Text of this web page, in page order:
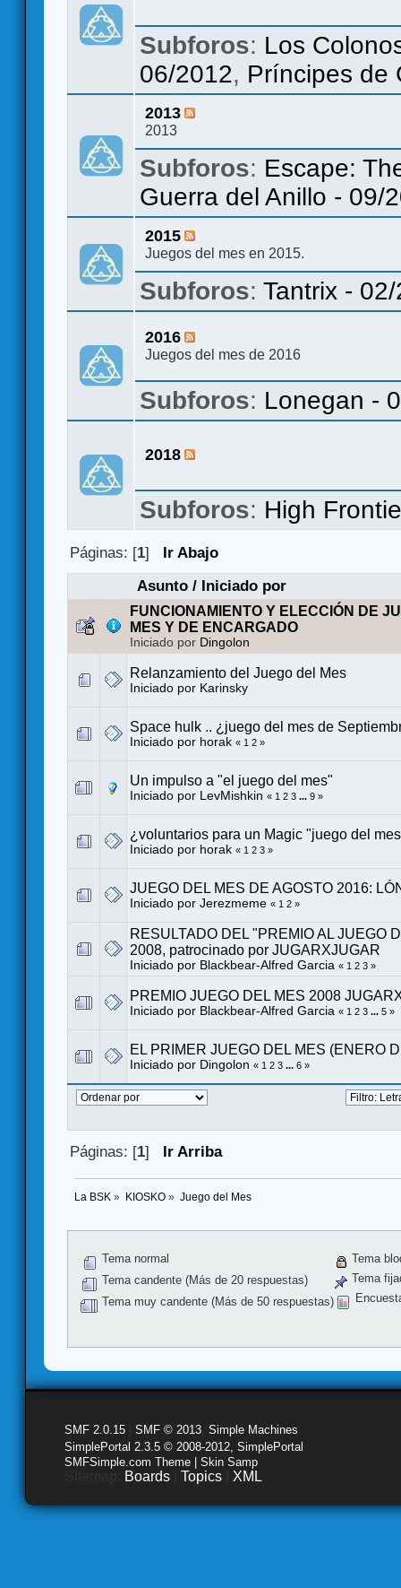
Subforos: Los
06/2012, Príncipes de
2013
2013
Subforos: Escape:
Guerra del Anillo - 09/
2015
Juegos del mes en 2015.
Subforos: Tantrix -
2016
Juegos del mes de 2016
Subforos: Lonegan -
2018
Subforos: High
Páginas: [1]
Ir Abajo
Asunto/ Iniciado por
FUNCIONAMIENTO Y ELECCIÓN DE
MES Y DE ENCARGADO
Iniciado por Dingolon
Relanzamiento del Juego del Mes
Iniciado por Karinsky
Space hulk .. ¿juego del mes de
Iniciado por horak « 1 2 »
Un impulso a "el juego del mes"
Iniciado por LevMishkin « 1 2 3 ... 9 »
¿voluntarios para un Magic "juego del
Iniciado por horak « 1 2 3 »
JUEGO DEL MES DE AGOSTO 2016:
Iniciado por Jerezmeme « 1 2 »
RESULTADO DEL "PREMIO AL JUEGO
2008, patrocinado por JUGARXJUGAR
Iniciado por Blackbear-Alfred Garcia « 1 2 3 »
PREMIO JUEGO DEL MES 2008
Iniciado por Blackbear-Alfred Garcia « 1 2 3 ... 5 »
EL PRIMER JUEGO DEL MES (ENERO
Iniciado por Dingolon « 1 2 3 ... 6 »
Páginas: [1] Ir Arriba
La BSK » KIOSKO» Juego del Mes
Tema normal
Tema candente (Más de 20 respuestas)
Tema muy candente (Más de 50 respuestas)
Tema
Tema
SMF 2.0.15 SMF © 2013 Simple Machines
SimplePortal 2.3.5 © 2008-2012, SimplePortal
SMFSimple.com Theme | Skin Samp
Boards Topics XML